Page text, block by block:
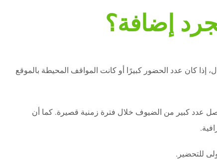
إضافة؟
كان عدد الحضور كبيرًا أو كانت المواقف المحيطة بالموقع
عدد كبير من الضيوف خلال فترة زمنية قصيرة. كما أن
للتحضير.